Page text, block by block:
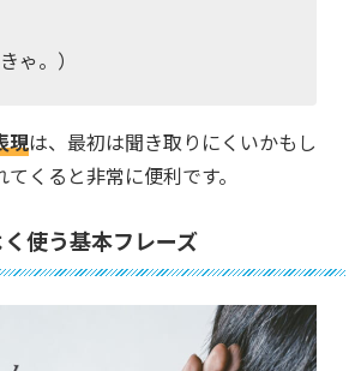
ゃ。）
現は、最初は聞き取りにくいかもし
くると非常に便利です。
使う基本フレーズ